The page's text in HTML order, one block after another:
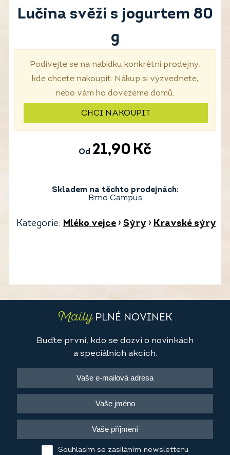
Lučina svěží s jogurtem 80
g
Podívejte se na nabídku konkrétní prodejny,
kde chcete nakoupit. Nákup si vyzvednete,
nebo vám ho dovezeme domů.
CHCI NAKOUPIT
Od 21,90 Kč
Skladem na těchto prodejnách:
Brno Campus
Kategorie: Mléko vejce › Sýry › Kravské sýry
MailyPLNÉ NOVINEK
Buďte první, kdo se dozví o novinkách
a speciálních akcích.
Souhlasím se zasíláním newsletteru